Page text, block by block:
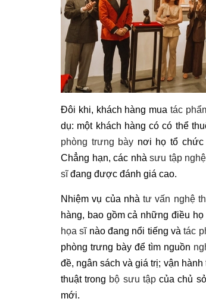
Đôi khi, khách hàng mua tác
dụ: một khách hàng có có thể
phòng trưng bày nơi họ tổ chức
Chẳng hạn, các nhà sưu tập
sĩđang được đánh giá cao.
Nhiệm vụ của nhà tư vấn nghệ
hàng, bao gồm cả những điều
họa sĩnào đang nổi tiếng vàtác
phòng trưng bày để tìm nguồn
đề, ngân sách và giá trị; vận hành
thuật trong bộ sưu tậpcủa chủ
mới.